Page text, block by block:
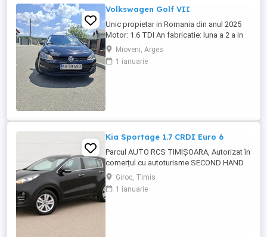
Volkswagen Golf VII
Unic propietar in Romania din anul 2025
Motor: 1.6 TDI An fabricatie: luna a 2 a in
2017 Km: 176.400 certificati prin carte
service E6 Dotari: Geamuri electrice fata
spate Oglinzi electrice, rabatabile si
Mioveni, Arges
1 ianuarie
Kia Sportage 1.7 CRDI Euro 6
Parcul AUTO RCS TIMIȘOARA, Autorizat în
comerțul cu autoturisme SECOND HAND
IMPORT, - LIVRARE GRATUITĂ LA
DOMICILIUL CLIENTULUI (200KM) -
Factura se va emite în lei la cursul de
Giroc, Timis
1 ianuarie